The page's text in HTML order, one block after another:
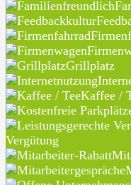
Grillplatz
Kaffee /
Vergütung